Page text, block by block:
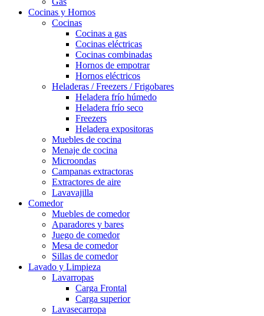
Cocinas y Hornos
Cocinas
Cocinas a gas
Cocinas eléctricas
Cocinas combinadas
Hornos de empotrar
Hornos eléctricos
Heladeras / Freezers / Frigobares
Heladera frío húmedo
Heladera frío seco
Freezers
Heladera expositoras
Muebles de cocina
Menaje de cocina
Microondas
Campanas extractoras
Extractores de aire
Lavavajilla
Comedor
Muebles de comedor
Aparadores y bares
Juego de comedor
Mesa de comedor
Sillas de comedor
Lavado y Limpieza
Lavarropas
Carga Frontal
Carga superior
Lavasecarropa